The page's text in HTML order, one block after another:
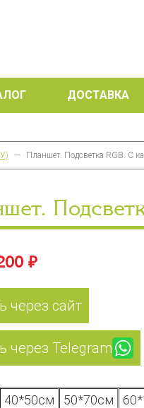
ДОСТАВКА
— Планшет. Подсветка RGB. С
₽
через сайт
через Telegram
40*50см 50*70см